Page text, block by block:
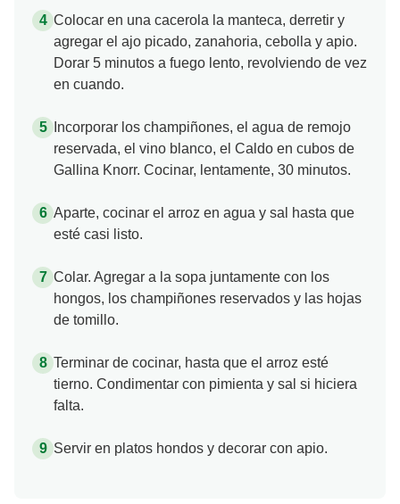
Colocar en una cacerola la manteca, derretir y
agregar el ajo picado, zanahoria, cebolla y apio.
Dorar 5 minutos a fuego lento, revolviendo de vez
en cuando.
Incorporar los champiñones, el agua de remojo
reservada, el vino blanco, el Caldo en cubos de
Gallina Knorr. Cocinar, lentamente, 30 minutos.
Aparte, cocinar el arroz en agua y sal hasta que
esté casi listo.
Colar. Agregar a la sopa juntamente con los
hongos, los champiñones reservados y las hojas
de tomillo.
Terminar de cocinar, hasta que el arroz esté
tierno. Condimentar con pimienta y sal si hiciera
falta.
Servir en platos hondos y decorar con apio.